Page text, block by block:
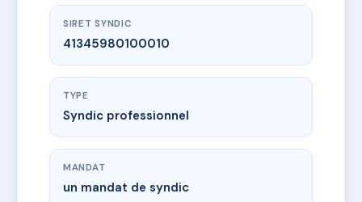
SIRET SYNDIC
41345980100010
TYPE
Syndic professionnel
MANDAT
un mandat de syndic